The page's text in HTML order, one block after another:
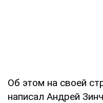
Об этом на своей
написал Андрей